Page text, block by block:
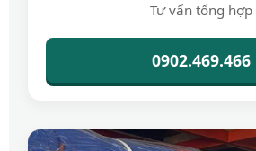
Tư vấn tổng hợp
0902.469.466